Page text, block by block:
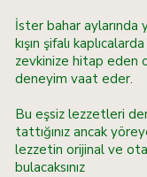
İster bahar aylarında
kışın şifalı
zevkinize hitap eden
deneyim vaat eder.
Bu eşsiz lezzetleri
tattığınız ancak
lezzetin orijinal ve
bulacaksınız